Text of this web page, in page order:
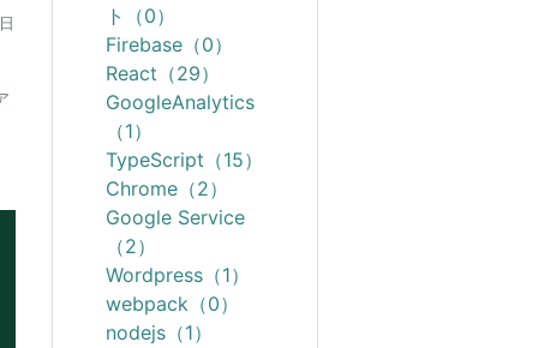
ト（0）
Firebase（0）
React（29）
GoogleAnalytics
（1）
TypeScript（15）
Chrome（2）
Google Service
（2）
Wordpress（1）
webpack（0）
nodejs（1）